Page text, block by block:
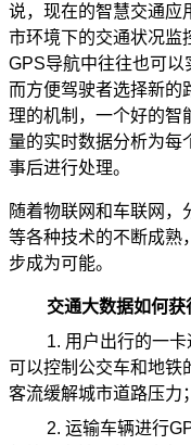
说，现在的智慧交通应
市环境下的交通状况监
GPS导航中往往也可以
而方便驾驶者选择新的
理的机制，一个好的智
量的实时数据分析为每
事后进行处理。
随着物联网和车联网，
等各种技术的不断成熟
步成为可能。
交通大数据如何获
1. 用户出行的一
可以控制公交车和地铁
客流缓解城市道路压力
2. 运输车辆进行